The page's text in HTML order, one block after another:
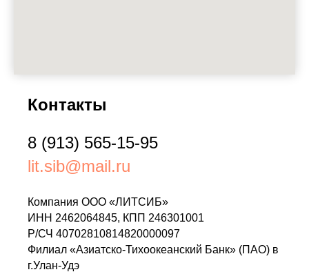
Контакты
8 (913) 565-15-95
lit.sib@mail.ru
Компания ООО «ЛИТСИБ»
ИНН 2462064845, КПП 246301001
Р/СЧ 40702810814820000097
Филиал «Азиатско-Тихоокеанский Банк» (ПАО) в
г.Улан-Удэ